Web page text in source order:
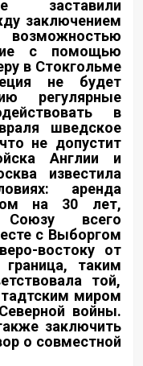
заставили
заключением
с помощью
в Стокгольме
не будет
регулярные
в
шведское
не допустит
Англии и
известила
аренда
на 30 лет,
Союзу всего
с Выборгом
востоку от
таким
той,
миром
войны.
заключить
о совместной